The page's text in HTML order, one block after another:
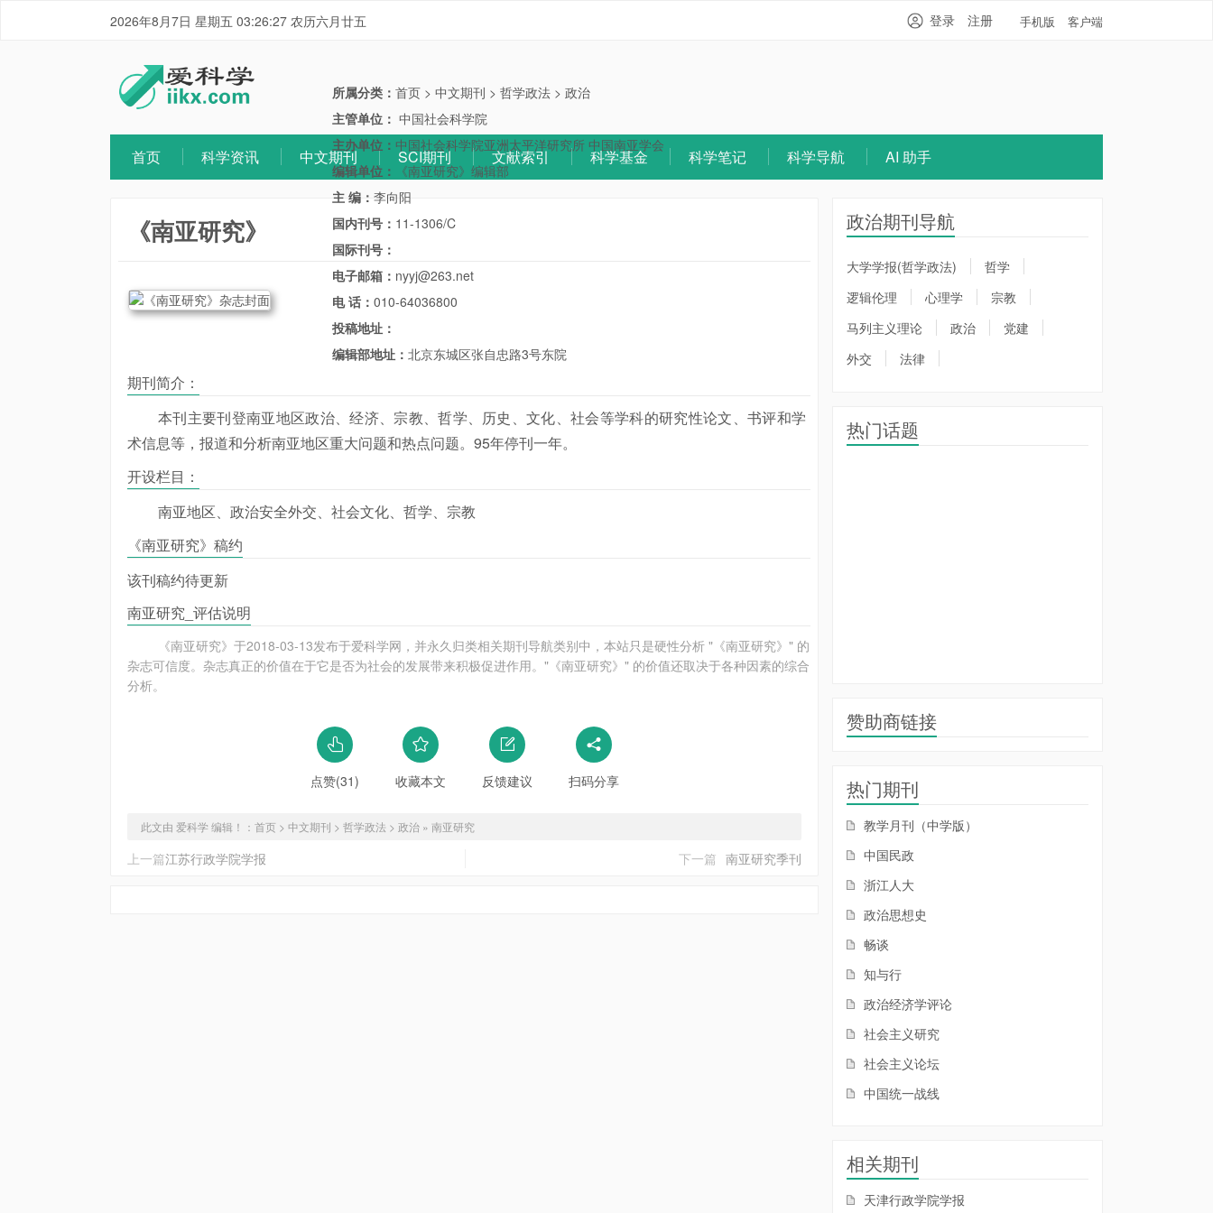
2026年8月7日 星期五 03:26:27 农历六月廿五 手机版 客户端
登录 注册
首页 科学资讯 中文期刊 SCI期刊 文献索引 科学基金 科学笔记 科学导航 AI 助手
《南亚研究》
所属分类：首页 >中文期刊 >哲学政法 >政治
主管单位：中国社会科学院
主办单位： 中国社会科学院亚洲太平洋研究所 中国南亚学会
编辑单位：
《南亚研究》编辑部
主 编：李向阳
国内刊号： 11-1306/C
国际刊号：
电子邮箱： nyyj@263.net
电 话：010-64036800
投稿地址：
编辑部地址：北京东城区张自忠路3号东院
期刊简介：
本刊主要刊登南亚地区政治、经济、宗教、哲学、历史、文化、社会等学科的研究性论文、书评和学
术信息等，报道和分析南亚地区重大问题和热点问题。95年停刊一年。
开设栏目：
南亚地区、政治安全外交、社会文化、哲学、宗教
《南亚研究》稿约
该刊稿约待更新
南亚研究_评估说明
《南亚研究》于2018-03-13发布于爱科学网，并永久归类相关期刊导航类别中，本站只是硬性分析 "《南亚研究》" 的
杂志可信度。杂志真正的价值在于它是否为社会的发展带来积极促进作用。"《南亚研究》" 的价值还取决于各种因素的综合
分析。
点赞(31) 收藏本文 反馈建议 扫码分享
此文由 爱科学 编辑！： 首页 > 中文期刊 > 哲学政法 > 政治 » 南亚研究
上一篇江苏行政学院学报 下一篇 南亚研究季刊
政治期刊导航
大学学报(哲学政法)
哲学
逻辑伦理
心理学
宗教
马列主义理论
政治
党建
外交
法律
热门话题
赞助商链接
热门期刊
教学月刊（中学版）
中国民政
浙江人大
政治思想史
畅谈
知与行
政治经济学评论
社会主义研究
社会主义论坛
中国统一战线
相关期刊
天津行政学院学报